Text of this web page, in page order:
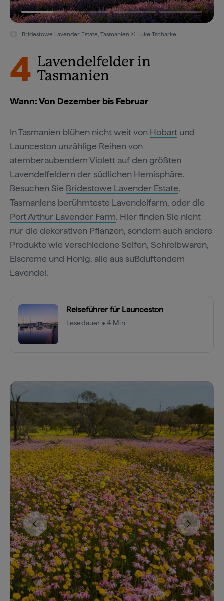
Bridestowe Lavender Estate, Tasmanien © Luke Tscharke
4 Lavendelfelder in
Tasmanien
Wann: Von Dezember bis Februar
In Tasmanien blühen nicht weit von Hobart und
Launceston unzählige Reihen von
atemberaubendem Violett auf den größten
Lavendelfeldern der südlichen Hemisphäre.
Besuchen Sie Bridestowe Lavender Estate,
Tasmaniens berühmteste Lavendelfarm, oder die
Port Arthur Lavender Farm. Hier finden Sie nicht
nur die dekorativen Pflanzen, sondern auch andere
Produkte wie verschiedene Seifen, Schreibwaren,
Eiscreme und Honig, alle aus süßduftendem
Lavendel.
Reiseführer für Launceston
Lesedauer • 4 Min.